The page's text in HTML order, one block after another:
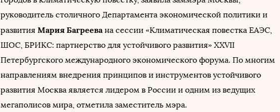
руководитель столичного Департамента экономической политики и
развития Мария Багреева на сессии «Климатическая повестка ЕАЭС,
ШОС, БРИКС: партнерство для устойчивого развития» XXVII
Петербургского международного экономического форума. По многим
направлениям внедрения принципов и инструментов устойчивого
развития Москва является лидером в России и одним из ведущих
мегаполисов мира, отметила заместитель мэра.